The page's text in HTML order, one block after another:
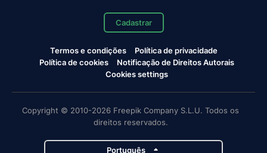
Cadastrar
Termos e condições
Política de privacidade
Política de cookies
Notificação de Direitos Autorais
Cookies settings
Copyright © 2010-2026 Freepik Company S.L.U. Todos os
direitos reservados.
Português